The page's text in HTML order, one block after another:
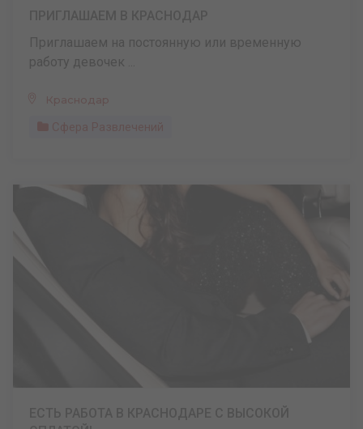
Приглашаем на постоянную или временную
работу девочек ...
Краснодар
Сфера Развлечений